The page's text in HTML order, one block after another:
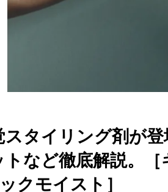
タイリング剤が
など徹底解説。［
クモイスト］